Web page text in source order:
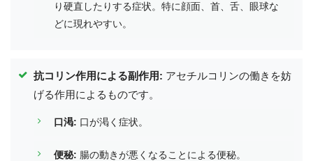
り硬直したりする症状。特に顔面、首、舌、眼球な
どに現れやすい。
抗コリン作用による副作用: アセチルコリンの働きを妨
げる作用によるものです。
口渇: 口が渇く症状。
便秘: 腸の動きが悪くなることによる便秘。